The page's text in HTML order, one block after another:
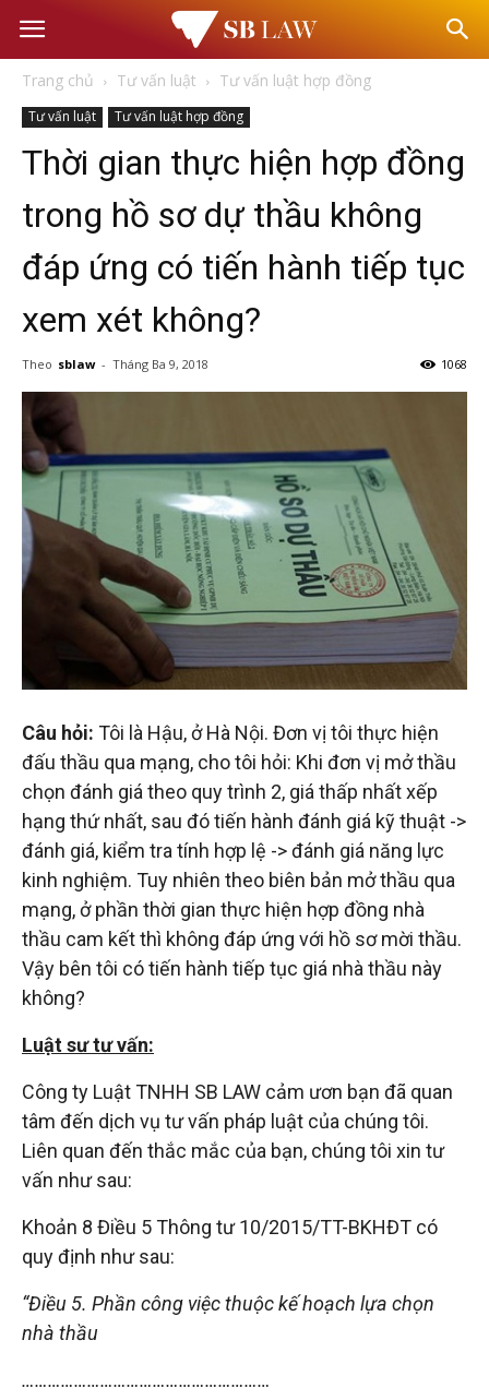
Văn
Đại
diện
hữu
Trang chủ Tư vấn luật Tư vấn luật hợp đồng
Tư vấn luật Tư vấn luật hợp đồng
Thời gian thực hiện hợp đồng
trong hồ sơ dự thầu không
đáp ứng có tiến hành tiếp tục
xem xét không?
Theo sblaw - Tháng Ba 9, 2018 1068
Câu hỏi: Tôi là Hậu, ở Hà Nội. Đơn vị tôi thực hiện
đấu thầu qua mạng, cho tôi hỏi: Khi đơn vị mở thầu
chọn đánh giá theo quy trình 2, giá thấp nhất xếp
hạng thứ nhất, sau đó tiến hành đánh giá kỹ thuật ->
đánh giá, kiểm tra tính hợp lệ -> đánh giá năng lực
kinh nghiệm. Tuy nhiên theo biên bản mở thầu qua
mạng, ở phần thời gian thực hiện hợp đồng nhà
thầu cam kết thì không đáp ứng với hồ sơ mời thầu.
Vậy bên tôi có tiến hành tiếp tục giá nhà thầu này
không?
Luật sư tư vấn:
Công ty Luật TNHH SB LAW cảm ươn bạn đã quan
tâm đến dịch vụ tư vấn pháp luật của chúng tôi.
Liên quan đến thắc mắc của bạn, chúng tôi xin tư
vấn như sau:
Khoản 8 Điều 5 Thông tư 10/2015/TT-BKHĐT có
quy định như sau:
“Điều 5. Phần công việc thuộc kế hoạch lựa chọn
nhà thầu
…………………………………………………